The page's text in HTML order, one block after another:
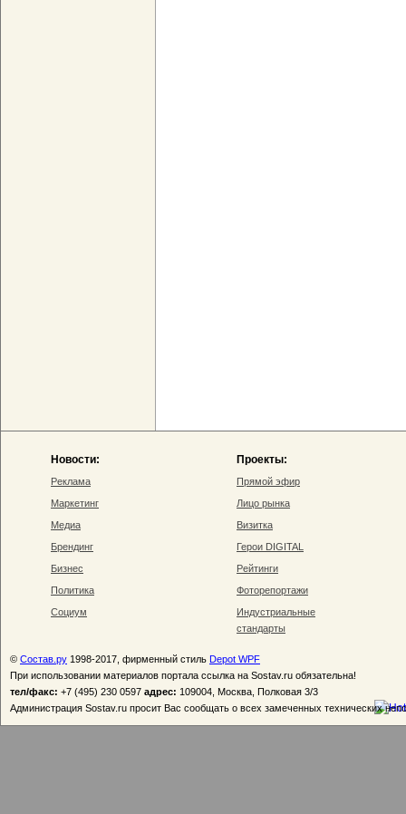
Новости:
Реклама
Маркетинг
Медиа
Брендинг
Бизнес
Политика
Социум
Проекты:
Прямой эфир
Лицо рынка
Визитка
Герои DIGITAL
Рейтинги
Фоторепортажи
Индустриальные
стандарты
© Состав.ру 1998-2017, фирменный стиль Depot WPF
При использовании материалов портала ссылка на Sostav.ru обязательна!
тел/факс: +7 (495) 230 0597 адрес: 109004, Москва, Полковая 3/3
Администрация Sostav.ru просит Вас сообщать о всех замеченных технических